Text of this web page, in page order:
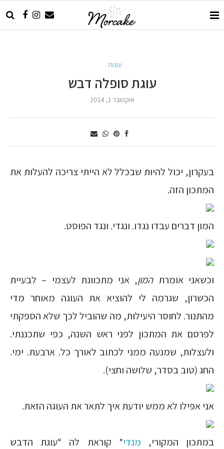
עוגות
עוגת סופלה דבש
אוקטובר 1, 2014
בעקרון, יכול להיות שבכלל לא הייתי צריכה להעלות את
המתכון הזה.
המון דברים עבדו נגדו. ונגדי. ונגד הפוסט.
וכשאני אומרתהמון, אני מתכוונת לעצמי – לבעיית
הכשרון, שגרמה לי להוציא את העוגה מאוחר מדי
מהתנור. לחוסר היעילות, מה שהוביל לכך שלא הספקתי
לפרסם את המתכון לפני ראש השנה, כפי שתכננתי.
ולעצלות, שמנעה ממני לכתוב לאורך כל. ארבעת. ימי.
החג (טוב בסדר, שלושה וחצי).
אני אפילו לא ממש יודעת איך לתאר את העוגה הזאת.
במתכון המקורי, מנדי* קוראת לה “עוגת הדבש